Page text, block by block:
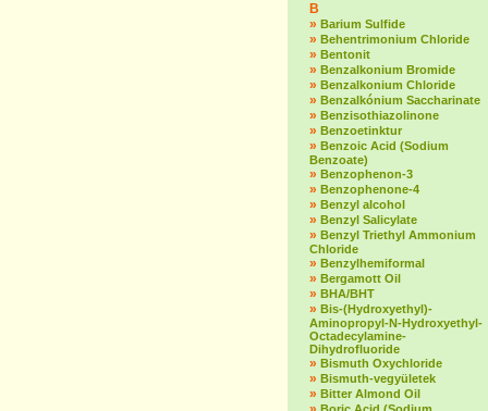
B
» Barium Sulfide
» Behentrimonium Chloride
» Bentonit
» Benzalkonium Bromide
» Benzalkonium Chloride
» Benzalkónium Saccharinate
» Benzisothiazolinone
» Benzoetinktur
» Benzoic Acid (Sodium
Benzoate)
» Benzophenon-3
» Benzophenone-4
» Benzyl alcohol
» Benzyl Salicylate
» Benzyl Triethyl Ammonium
Chloride
» Benzylhemiformal
» Bergamott Oil
» BHA/BHT
» Bis-(Hydroxyethyl)-
Aminopropyl-N-Hydroxyethyl-
Octadecylamine-
Dihydrofluoride
» Bismuth Oxychloride
» Bismuth-vegyületek
» Bitter Almond Oil